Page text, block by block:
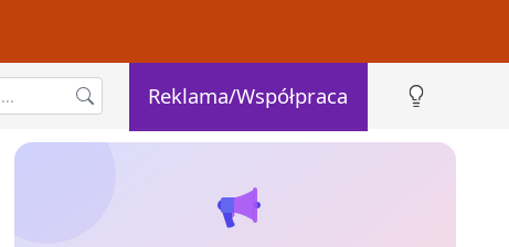
Reklama/Współpraca